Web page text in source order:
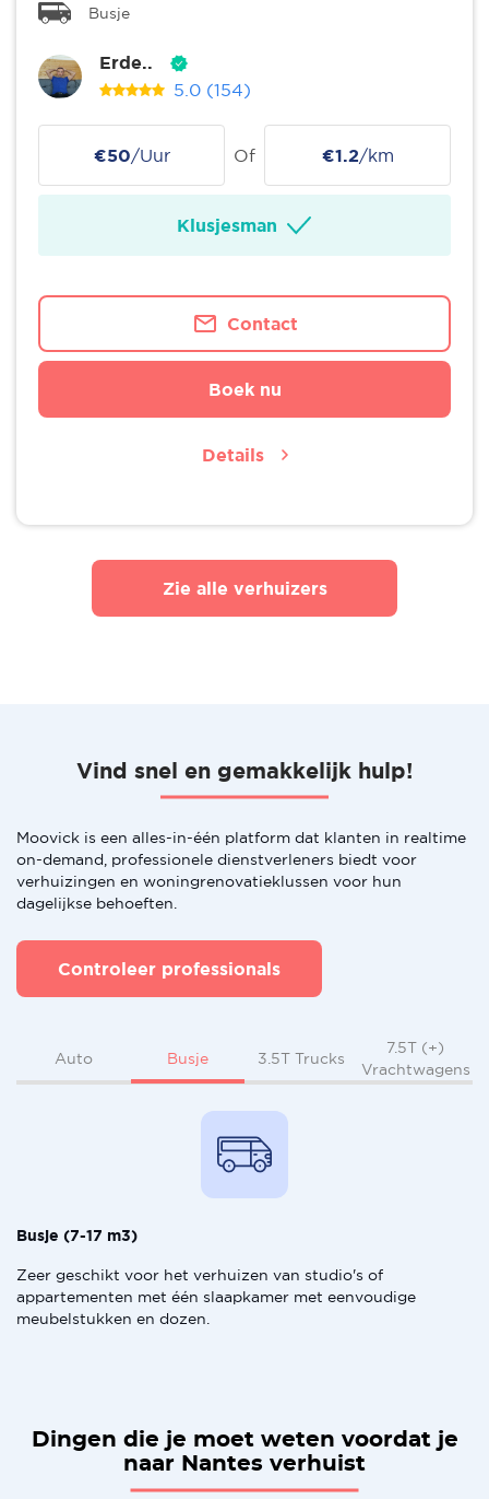
Busje
Erde..
5.0 (154)
€50/Uur Of €1.2/km
Klusjesman
Contact
Boek nu
Details
Zie alle verhuizers
Vind snel en gemakkelijk hulp!
Moovick is een alles-in-één platform dat klanten in realtime
on-demand, professionele dienstverleners biedt voor
verhuizingen en woningrenovatieklussen voor hun
dagelijkse behoeften.
Controleer professionals
Auto Busje 3.5T Trucks
7.5T (+)
Vrachtwagens
Busje (7-17 m3)
Zeer geschikt voor het verhuizen van studio's of
appartementen met één slaapkamer met eenvoudige
meubelstukken en dozen.
Dingen die je moet weten voordat je
naar Nantes verhuist